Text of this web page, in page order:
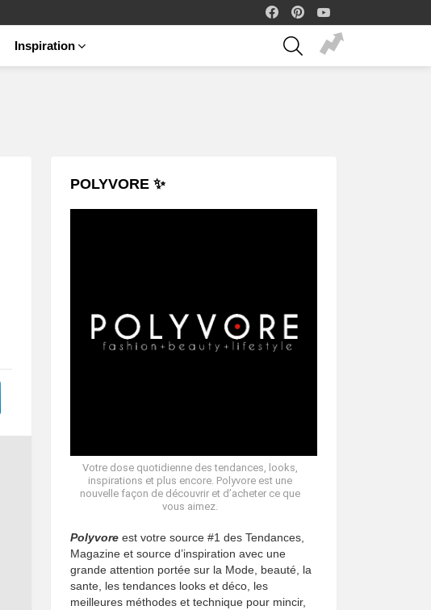
facebook
Inspiration
SEARCH
POLYVORE ✨
Votre dose quotidienne des tendances, looks,
inspirations et plus encore. Polyvore est une
nouvelle façon de découvrir et d’acheter ce que
vous aimez.
Polyvore est votre source #1 des Tendances,
Magazine et source d’inspiration avec une
grande attention portée sur la Mode, beauté, la
sante, les tendances looks et déco, les
meilleures méthodes et technique pour mincir,